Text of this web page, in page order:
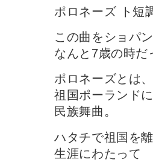
ポロネーズ ト短
この曲をショパ
なんと7歳の時だ
ポロネーズとは
祖国ポーランド
民族舞曲。
ハタチで祖国を
生涯にわたって